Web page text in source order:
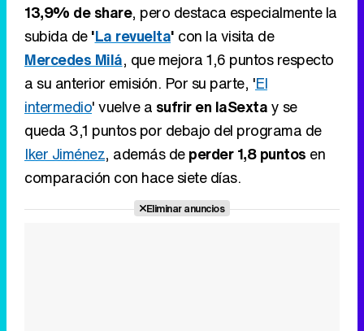
13,9% de share, pero destaca especialmente la
subida de'La revuelta' con la visita de
Mercedes Milá, que mejora 1,6 puntos respecto
a su anterior emisión. Por su parte, 'El
intermedio' vuelve a sufrir en laSextay se
queda 3,1 puntos por debajo del programa de
Iker Jiménez, además deperder 1,8 puntos en
comparación con hace siete días.
Eliminar anuncios